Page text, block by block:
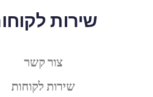
שירות
צור קשר
שירות לקוחות